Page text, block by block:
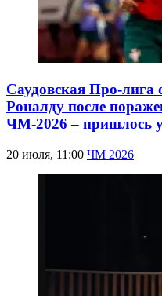
Саудовская Про-лига
Роналду после
ЧМ-2026 – пришлось
20 июля, 11:00 ЧМ 2026